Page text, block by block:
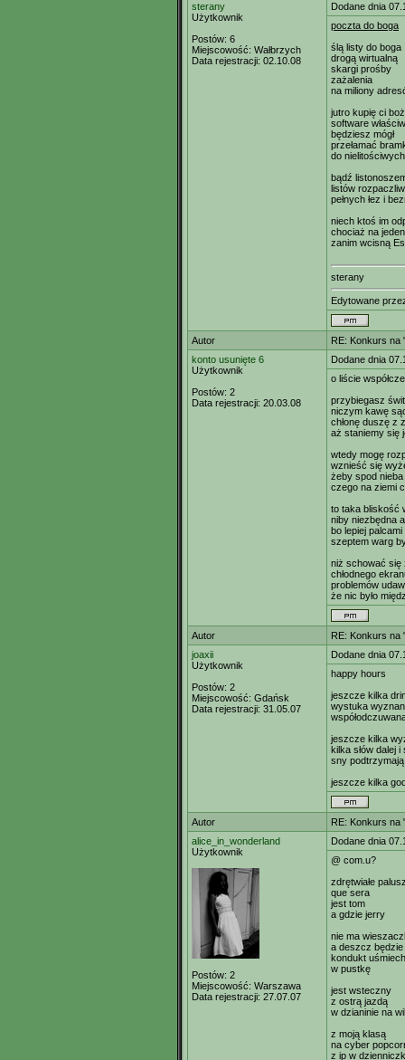
sterany
Użytkownik
Postów: 6
Miejscowość: Wałbrzych
Data rejestracji: 02.10.08
Dodane dnia
poczta do boga
ślą listy do boga
drogą wirtualną
skargi prośby
zażalenia
na miliony
jutro kupię ci
software
będziesz mógł
przełamać
do nielitościwych
bądź
listów
pełnych łez i
niech ktoś im
chociaż na jeden
zanim wcisną
sterany
Edytowane
Autor
RE: Konkurs na
konto usunięte 6
Użytkownik
Postów: 2
Data rejestracji: 20.03.08
Dodane dnia
o liście
przybiegasz
niczym kawę
chłonę duszę z
aż staniemy się
wtedy mogę
wznieść się
żeby spod
czego na ziemi
to taka bliskość
niby niezbędna
bo lepiej
szeptem warg
niż schować się
chłodnego
problemów
że nic było
Autor
RE: Konkurs na
joaxii
Użytkownik
Postów: 2
Miejscowość: Gdańsk
Data rejestracji: 31.05.07
Dodane dnia
happy hours
jeszcze kilka
wystuka
jeszcze kilka
kilka słów dalej
sny podtrzymają
jeszcze kilka
Autor
RE: Konkurs na
alice_in_wonderland
Użytkownik
Postów: 2
Miejscowość: Warszawa
Data rejestracji: 27.07.07
Dodane dnia
@ com.u?
zdrętwiałe
que sera
jest tom
a gdzie jerry
nie ma
a deszcz będzie
kondukt
w pustkę
jest wsteczny
z ostrą jazdą
w dzianinie na
z moją klasą
na cyber
z ip w